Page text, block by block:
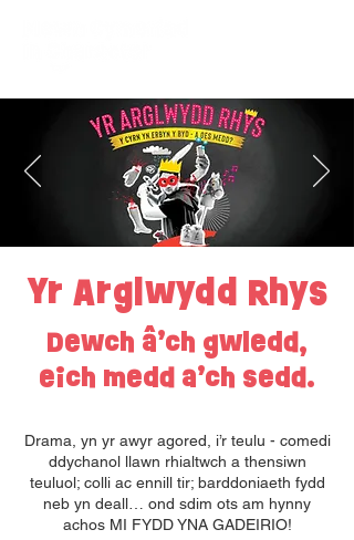
Yr Arglwydd Rhys
Dewch â’ch gwledd,
eich medd a’ch sedd.
Drama, yn yr awyr agored, i’r teulu - comedi
ddychanol llawn rhialtwch a thensiwn
teuluol; colli ac ennill tir; barddoniaeth fydd
neb yn deall… ond sdim ots am hynny
achos MI FYDD YNA GADEIRIO!